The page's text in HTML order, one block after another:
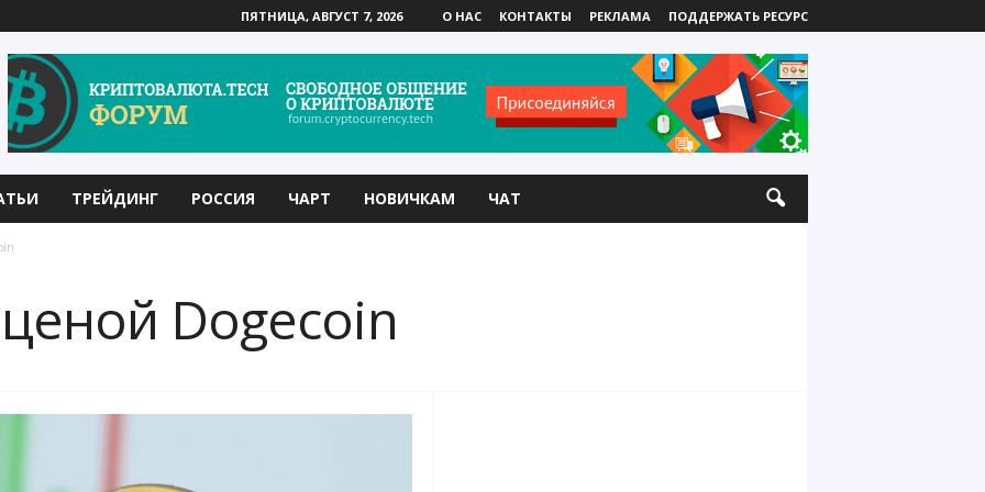
ПЯТНИЦА, АВГУСТ 7, 2026 О НАС КОНТАКТЫ РЕКЛАМА ПОДДЕРЖАТЬ РЕСУРС
ТРЕЙДИНГ РОССИЯ ЧАРТ НОВИЧКАМ ЧАТ
Dogecoin